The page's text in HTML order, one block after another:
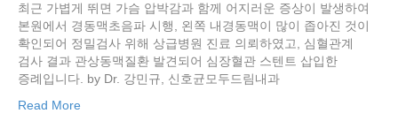
최근 가볍게 뛰면 가슴 압박감과 함께 어지러운 증상이 발생하여
본원에서 경동맥초음파 시행, 왼쪽 내경동맥이 많이 좁아진 것이
확인되어 정밀검사 위해 상급병원 진료 의뢰하였고, 심혈관계
검사 결과 관상동맥질환 발견되어 심장혈관 스텐트 삽입한
증례입니다. by Dr. 강민규, 신호균모두드림내과
Read More